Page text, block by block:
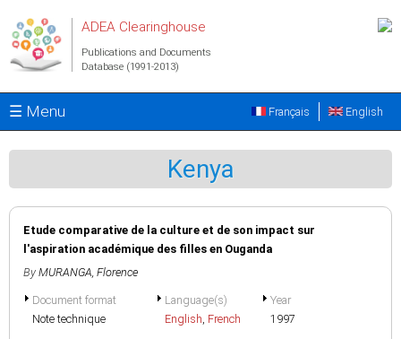
ADEA Clearinghouse
Publications and Documents
Database (1991-2013)
☰ Menu English
Français
Kenya
Etude comparative de la culture et de son impact sur
l'aspiration académique des filles en Ouganda
By MURANGA, Florence
Document format
Note technique
Language(s)
English, French
Year
1997